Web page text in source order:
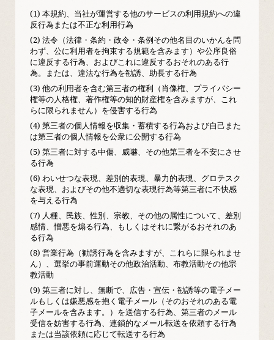
(1) 本規約、当社が運営する他のサービスの利用規約への違
反行為または不正な利用行為
(2) 法令（法律・条約・政令・条例その他名目のいかんを問
わず、公に利用者を拘束する規範を含みます）や公序良俗
に違反する行為、およびこれに違反するおそれのある行
為。または、違法な行為を勧誘、助長する行為
(3) 他の利用者を含む第三者の権利（肖像権、プライバシー
権等の人格権、著作権等の知的財産権を含みますが、これ
らに限られません）を侵害する行為
(4) 第三者の個人情報を収集・蓄積する行為および自己また
は第三者の個人情報を公衆に公開する行為
(5) 第三者に対する中傷、威嚇、その他第三者を不安にさせ
る行為
(6) わいせつな表現、差別的表現、暴力的表現、グロテスク
な表現、およびその他不適切な表現行為等第三者に不快感
を与える行為
(7) 人種、民族、性別、宗教、その他の属性について、差別
感情、憎悪を煽る行為、もしくはそれに繋がるおそれのあ
る行為
(8) 営業行為（勧誘行為を含みますが、これらに限られませ
ん）、選挙の事前運動その他政治活動、布教活動その他宗
教活動
(9) 第三者に対し、無断で、広告・宣伝・勧誘等の電子メー
ルもしくは嫌悪感を抱く電子メール（そのおそれのある電
子メールを含みます。）を送信する行為、第三者のメール
受信を妨害する行為、連鎖的なメール転送を依頼する行為
または当該依頼に応じて転送する行為